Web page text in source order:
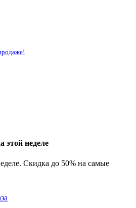
этой неделе
Скидка до 50% на самые